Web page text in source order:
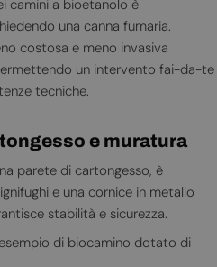
camini a bioetanolo è
una canna fumaria.
costosa e meno invasiva
un intervento fai-da-te
tecniche.
e muratura
parete di cartongesso, è
e una cornice in metallo
stabilità e sicurezza.
di biocamino dotato di